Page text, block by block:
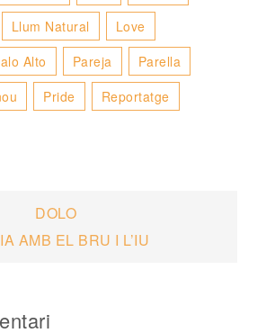
Llum Natural
Love
Alto Pareja
Parella
Pride
Reportatge
DOLO
AMB EL BRU I L’IU